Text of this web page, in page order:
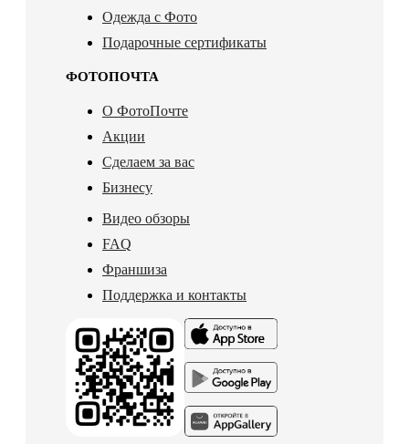
Одежда с Фото
Подарочные сертификаты
ФОТОПОЧТА
О ФотоПочте
Акции
Сделаем за вас
Бизнесу
Видео обзоры
FAQ
Франшиза
Поддержка и контакты